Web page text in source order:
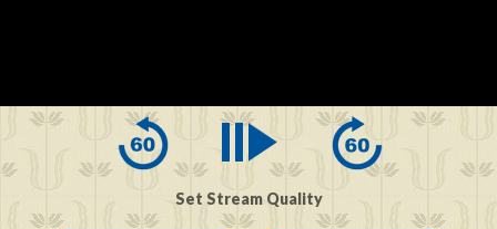
seconds
0
Set Stream Quality